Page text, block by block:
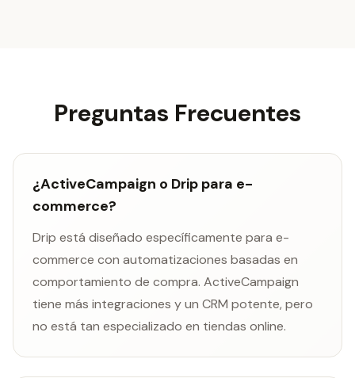
Preguntas Frecuentes
¿ActiveCampaign o Drip para e-
commerce?
Drip está diseñado específicamente para e-
commerce con automatizaciones basadas en
comportamiento de compra. ActiveCampaign
tiene más integraciones y un CRM potente, pero
no está tan especializado en tiendas online.